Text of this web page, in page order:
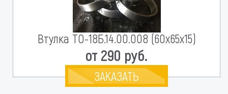
Втулка ТО-18Б.14.00.008 (60х65х15)
от 290 руб.
ЗАКАЗАТЬ